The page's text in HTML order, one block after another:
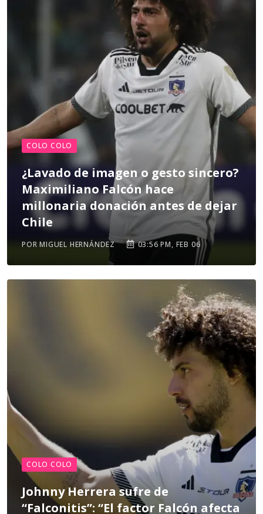
COLO COLO
¿Lavado de imagen o gesto sincero?
Maximiliano Falcón hace
millonaria donación antes de dejar
Chile
POR MIGUEL HERNÁNDEZ 03:56 PM, FEB 06
COLO COLO
Johnny Herrera sufre de
“Falconitis”: “El factor Falcón afecta